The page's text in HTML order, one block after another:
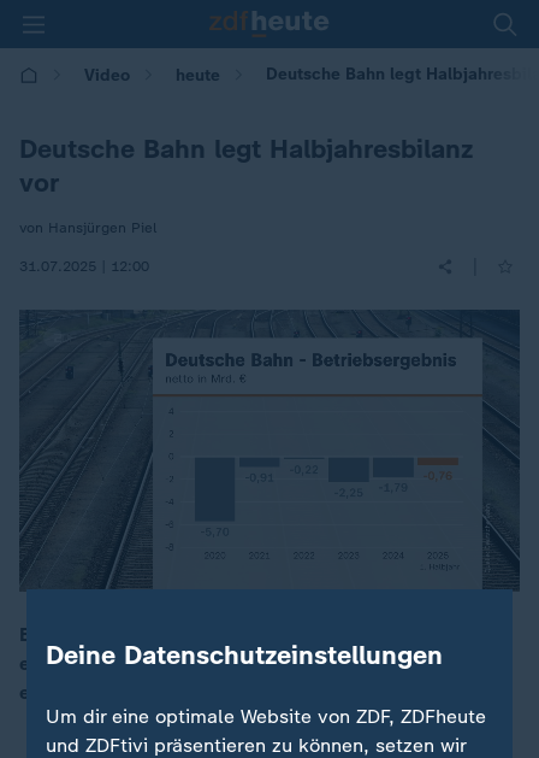
Video heute Deutsche Bahn legt
Deutsche Bahn legt Halbjahresbilanz
vor
von Hansjürgen Piel
31.07.2025 | 12:00
Bei der Pünktlichkeit der Züge hat sich die Bahn im
ersten Halbjahr 2025 kaum verbessert. Finanziell gibt
es Fortschritte mit nur noch 760 Millionen Euro minus.
Deine Datenschutzeinstellungen
Um dir eine optimale Website von ZDF, ZDFheute
und ZDFtivi präsentieren zu können, setzen wir